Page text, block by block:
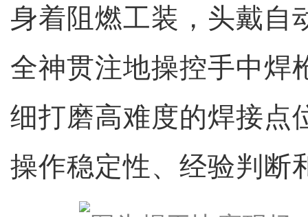
身着阻燃工装，头戴自
全神贯注地操控手中焊
细打磨高难度的焊接点
操作稳定性、经验判断